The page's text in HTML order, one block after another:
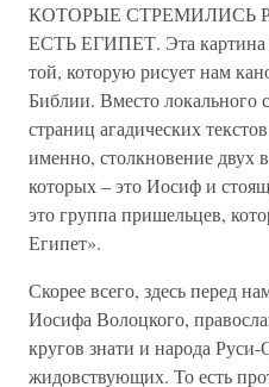
КОТОРЫЕ СТРЕМИЛИСЬ
ЕСТЬ ЕГИПЕТ. Эта картина
той, которую рисует нам
Библии. Вместо локального
страниц агадических
именно, столкновение двух
которых – это Иосиф и
это группа пришельцев,
Египет».
Скорее всего, здесь перед
Иосифа Волоцкого,
кругов знати и народа
жидовствующих. То есть